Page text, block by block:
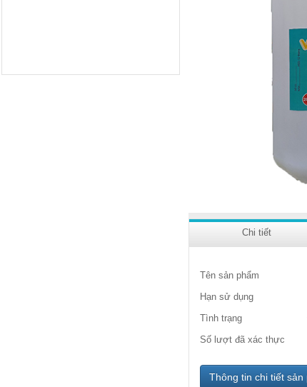
Chi tiết
Tên sản phẩm
Hạn sử dụng
Tình trạng
Số lượt đã xác thực
Thông tin chi tiết sản